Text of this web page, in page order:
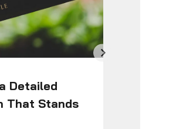
Detailed
That Stands